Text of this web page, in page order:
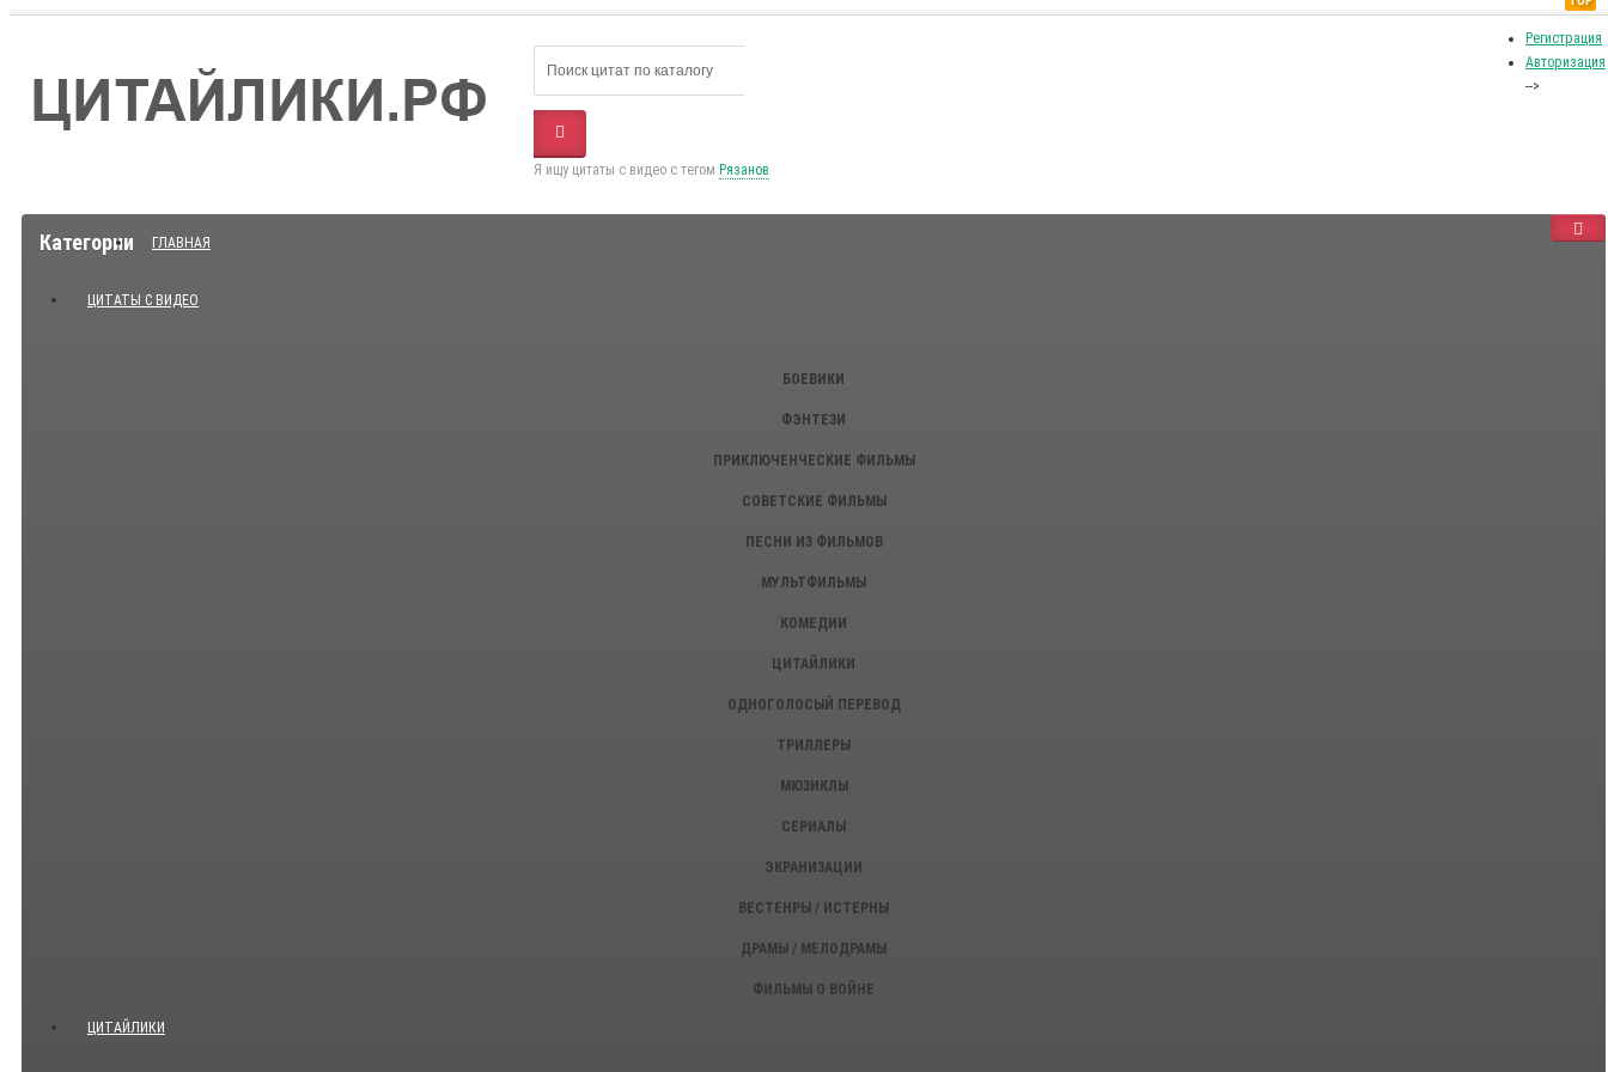
Регистрация
Авторизация
-->
Я ищу цитаты с видео с тегом Рязанов
Категории ГЛАВНАЯ
ЦИТАТЫ С ВИДЕО
БОЕВИКИ
ФЭНТЕЗИ
ПРИКЛЮЧЕНЧЕСКИЕ ФИЛЬМЫ
СОВЕТСКИЕ ФИЛЬМЫ
ПЕСНИ ИЗ ФИЛЬМОВ
МУЛЬТФИЛЬМЫ
КОМЕДИИ
ЦИТАЙЛИКИ
ОДНОГОЛОСЫЙ ПЕРЕВОД
ТРИЛЛЕРЫ
МЮЗИКЛЫ
СЕРИАЛЫ
ЭКРАНИЗАЦИИ
ВЕСТЕНРЫ / ИСТЕРНЫ
ДРАМЫ / МЕЛОДРАМЫ
ФИЛЬМЫ О ВОЙНЕ
ЦИТАЙЛИКИ